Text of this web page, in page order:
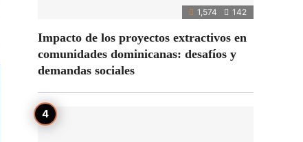
1,574 142
Impacto de los proyectos extractivos en
comunidades dominicanas: desafíos y
demandas sociales